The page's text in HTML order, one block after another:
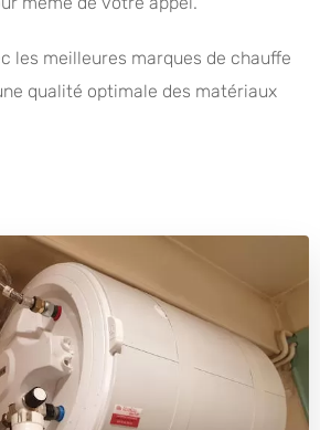
les meilleures marques de chauffe
qualité optimale des matériaux